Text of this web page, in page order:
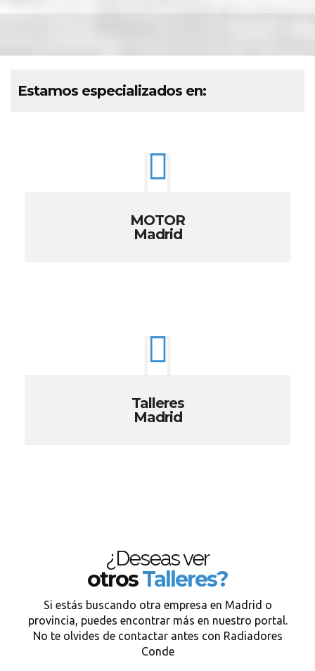
Estamos especializados en:
MOTOR
Madrid
Talleres
Madrid
¿Deseas ver
otrosTalleres?
Si estás buscando otra empresa en Madrid o
provincia, puedes encontrar más en nuestro portal.
No te olvides de contactar antes con Radiadores
Conde